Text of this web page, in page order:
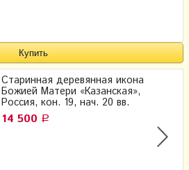
Старинная деревянная икона
Божией Матери «Казанская»,
Россия, кон. 19, нач. 20 вв.
14 500 Р